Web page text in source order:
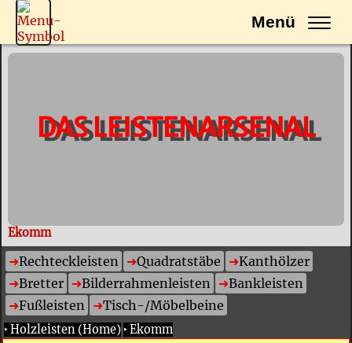
Menü
DAS LEISTENARSENAL
Ekomm
Rechteckleisten Quadratstäbe
Kanthölzer
Bretter
Bilderrahmenleisten
Bankleisten
Fußleisten
Tisch-/Möbelbeine
‣Holzleisten (Home) ‣Ekomm